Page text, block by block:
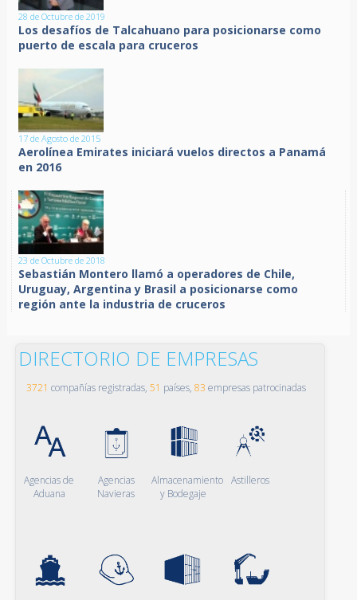
28 de Octubre de 2019
Los desafíos de Talcahuano para posicionarse como
puerto de escala para cruceros
17 de Agosto de 2015
Aerolínea Emirates iniciará vuelos directos a Panamá
en 2016
23 de Octubre de 2018
Sebastián Montero llamó a operadores de Chile,
Uruguay, Argentina y Brasil a posicionarse como
región ante la industria de cruceros
DIRECTORIO DE EMPRESAS
3721 compañías registradas, 51 países, 83 empresas patrocinadas
Agencias de
Aduana
Agencias
Navieras
Almacenamiento
y Bodegaje
Astilleros